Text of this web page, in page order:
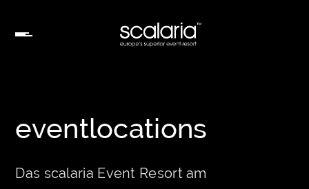
eventlocations
Das scalaria Event Resort am